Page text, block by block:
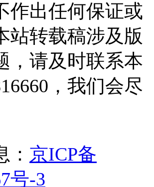
作出任何保证或
站转载稿涉及版
，请及时联系本
，我们会尽
： 京ICP备
号-3